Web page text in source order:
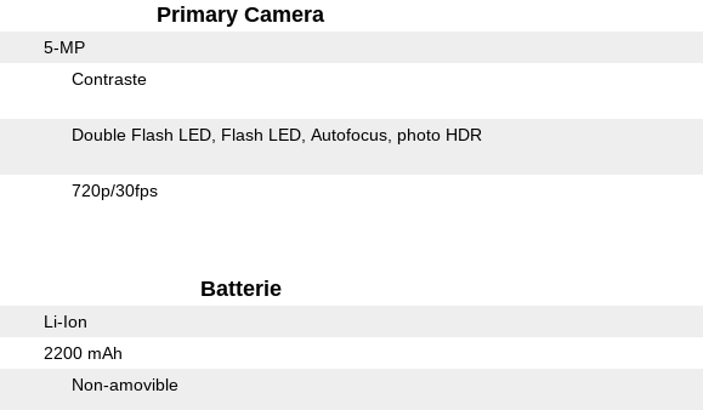
Primary Camera
5-MP
Contraste
Double Flash LED Flash LED Autofocus photo HDR
720p/30fps
Batterie
Li-Ion
2200 mAh
Non-amovible